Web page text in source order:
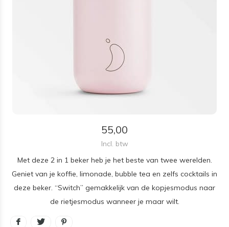
55,00
Incl. btw
Met deze 2 in 1 beker heb je het beste van twee werelden.
Geniet van je koffie, limonade, bubble tea en zelfs cocktails in
deze beker. “Switch” gemakkelijk van de kopjesmodus naar
de rietjesmodus wanneer je maar wilt.